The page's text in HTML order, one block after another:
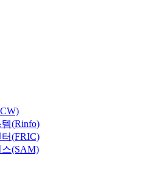
(Rinfo)
(FRIC)
(SAM)